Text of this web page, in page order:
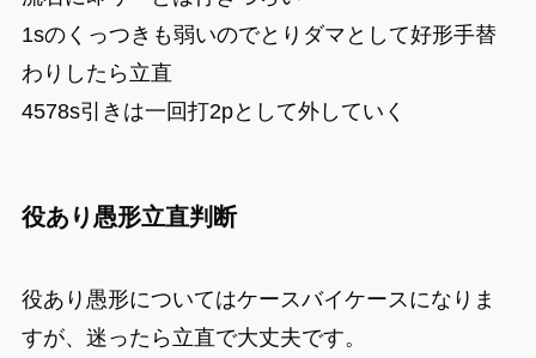
1sのくっつきも弱いのでとりダマとして好形手替
わりしたら立直
4578s引きは一回打2pとして外していく
役あり愚形立直判断
役あり愚形についてはケースバイケースになりま
すが、迷ったら立直で大丈夫です。